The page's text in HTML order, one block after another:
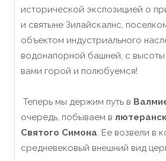
исторической экспозицией о
и святыне Зилайскалнс,
объектом индустриального
водонапорной башней, с
вами горой и полюбуемся!
Теперь мы держим путь в
очередь, побываем в
Святого Симона. Ее возвели в
средневековый внешний вид